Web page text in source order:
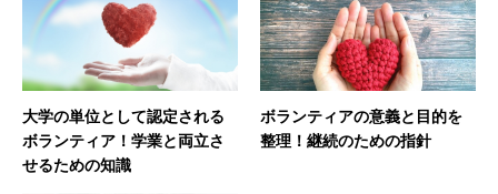
大学の単位として認定される
ボランティア！学業と両立さ
せるための知識
ボランティアの意義と目的を
整理！継続のための指針